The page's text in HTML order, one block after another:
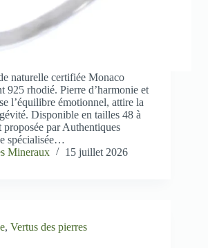
naturelle certifiée Monaco
rhodié. Pierre d’harmonie et
l’équilibre émotionnel, attire la
Disponible en tailles 48 à
proposée par Authentiques
spécialisée…
Mineraux
15 juillet 2026
, Vertus des pierres